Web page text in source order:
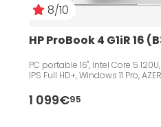
8/10
HP ProBook 4 G1iR 16
PC portable 16", Intel Core 5
IPS Full HD+, Windows 11 Pro,
1 099€95